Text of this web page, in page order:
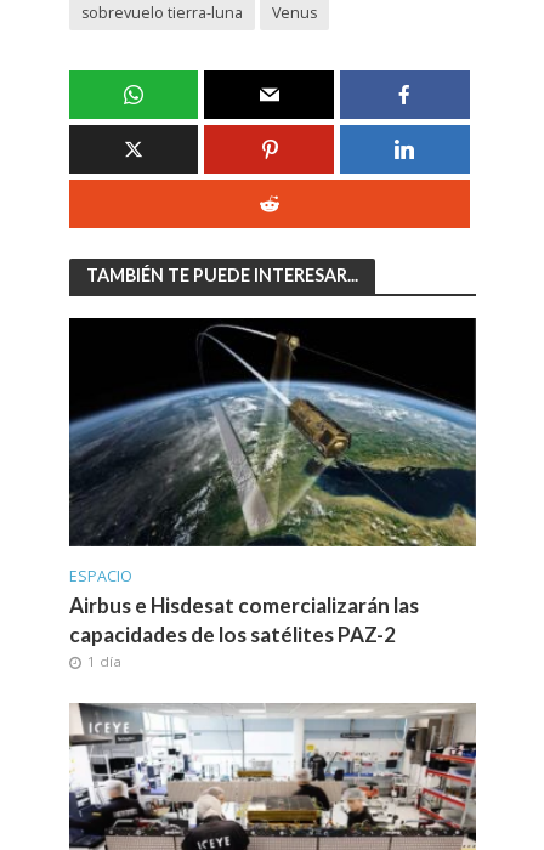
sobrevuelo tierra-luna
Venus
TAMBIÉN TE PUEDE INTERESAR...
ESPACIO
Airbus e Hisdesat comercializarán las
capacidades de los satélites PAZ-2
1 día